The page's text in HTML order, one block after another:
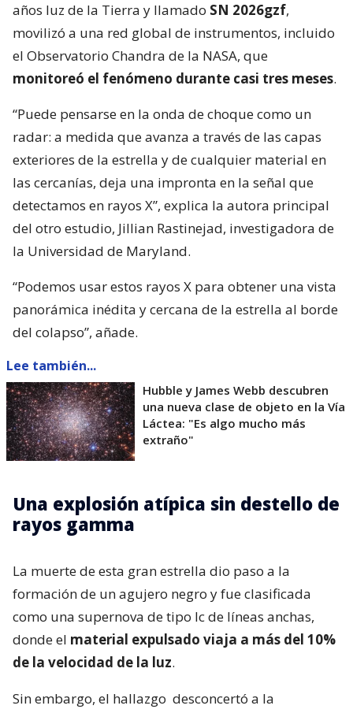
años luz de la Tierra y llamado SN 2026gzf,
movilizó a una red global de instrumentos, incluido
el Observatorio Chandra de la NASA, que
monitoreó el fenómeno durante casi tres meses.
“Puede pensarse en la onda de choque como un
radar: a medida que avanza a través de las capas
exteriores de la estrella y de cualquier material en
las cercanías, deja una impronta en la señal que
detectamos en rayos X”, explica la autora principal
del otro estudio, Jillian Rastinejad, investigadora de
la Universidad de Maryland.
“Podemos usar estos rayos X para obtener una vista
panorámica inédita y cercana de la estrella al borde
del colapso”, añade.
Lee también...
Hubble y James Webb descubren
una nueva clase de objeto en la Vía
Láctea: "Es algo mucho más
extraño"
Una explosión atípica sin destello de
rayos gamma
La muerte de esta gran estrella dio paso a la
formación de un agujero negro y fue clasificada
como una supernova de tipo Ic de líneas anchas,
donde el material expulsado viaja a más del 10%
de la velocidad de la luz.
Sin embargo, el hallazgo desconcertó a la